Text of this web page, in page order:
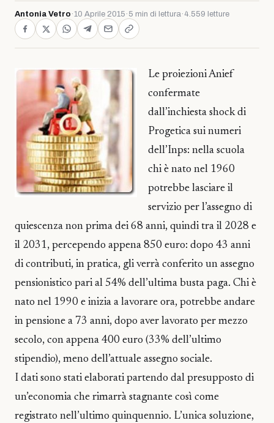
Antonia Vetro ·10 Aprile 2015 · 5 min di lettura· 4.559 letture
Le proiezioni Anief
confermate
dall’inchiesta shock di
Progetica sui numeri
dell’Inps: nella scuola
chi è nato nel 1960
potrebbe lasciare il
servizio per l’assegno di
quiescenza non prima dei 68 anni, quindi tra il 2028 e
il 2031, percependo appena 850 euro: dopo 43 anni
di contributi, in pratica, gli verrà conferito un assegno
pensionistico pari al 54% dell’ultima busta paga. Chi è
nato nel 1990 e inizia a lavorare ora, potrebbe andare
in pensione a 73 anni, dopo aver lavorato per mezzo
secolo, con appena 400 euro (33% dell’ultimo
stipendio), meno dell’attuale assegno sociale.
I dati sono stati elaborati partendo dal presupposto di
un’economia che rimarrà stagnante così come
registrato nell’ultimo quinquennio. L’unica soluzione,